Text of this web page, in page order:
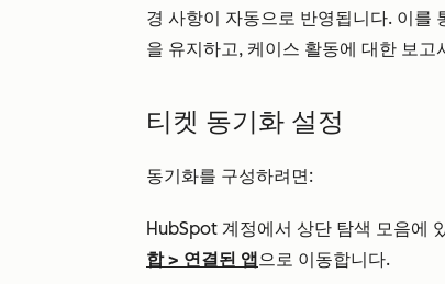
경 사항이 자동으로 반영됩니다. 이를
을 유지하고, 케이스 활동에 대한 보
티켓 동기화 설정
동기화를 구성하려면:
HubSpot 계정에서 상단 탐색 모음에
합> 연결된 앱으로 이동합니다.